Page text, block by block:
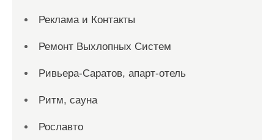
Реклама и Контакты
Ремонт Выхлопных Систем
Ривьера-Саратов, апарт-отель
Ритм, сауна
Рославто